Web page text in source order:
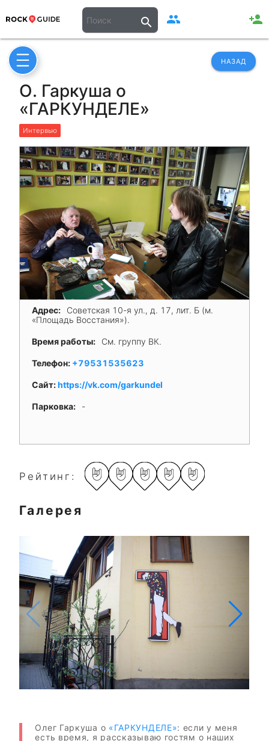
search people person_add
НАЗАД
О. Гаркуша о
«ГАРКУНДЕЛЕ»
Интервью
Адрес:
Советская 10-я ул., д. 17, лит. Б (м.
«Площадь Восстания»).
Время работы: См. группу ВК.
Телефон: +79531535623
Сайт:https://vk.com/garkundel
Парковка: -
Рейтинг:
Галерея
Олег Гаркуша о «ГАРКУНДЕЛЕ»: если у меня
есть время, я рассказываю гостям о наших